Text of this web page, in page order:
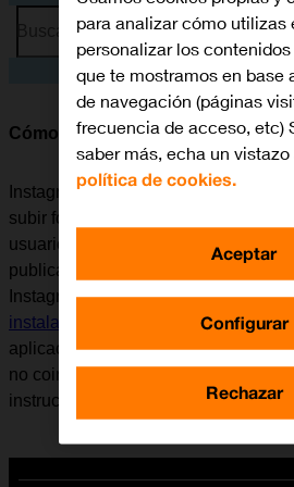
Busca por problema o tema
Cómo utilizar Instagram
Instagram es una red social y
subir fotografías y vídeos cortos
usuarios. Se puede seguir a otros
publicaciones de otros y dar al "Me
Instagram, es necesarioconfigurar
instalar Instagram
. Tener en cuenta
aplicaciones va actualizando la app
no coincida exactamente con el
instrucción.
para analizar cómo utilizas
personalizar los
que te mostramos en base
de navegación (páginas
frecuencia de acceso, etc)
saber más, echa un vistazo
política de cookies.
Configurar
Rechazar
Aceptar